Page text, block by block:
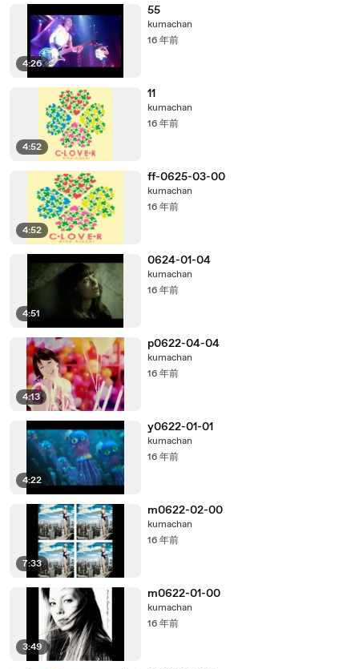
4:26
55
kumachan
16 年前
4:52
11
kumachan
16 年前
4:52
ff-0625-03-00
kumachan
16 年前
4:51
0624-01-04
kumachan
16 年前
4:13
p0622-04-04
kumachan
16 年前
4:22
y0622-01-01
kumachan
16 年前
7:33
m0622-02-00
kumachan
16 年前
3:49
m0622-01-00
kumachan
16 年前